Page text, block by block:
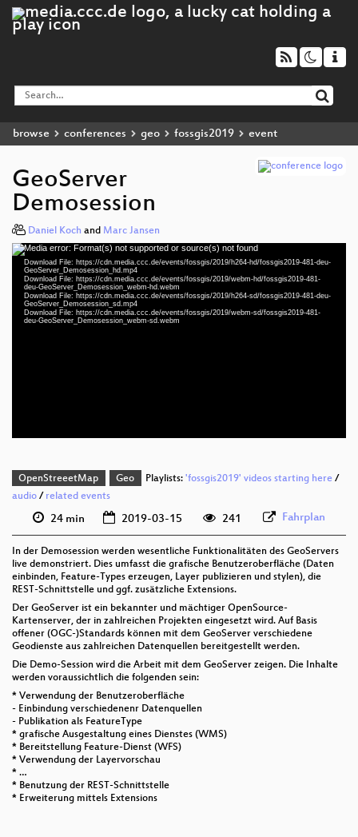
browse conferences geo fossgis2019 event
GeoServer
Demosession
Daniel Koch and Marc Jansen
Video
Player
Media error: Format(s) not supported or source(s) not found
Download File: https://cdn.media.ccc.de/events/fossgis/2019/h264-hd/fossgis2019-481-deu-
GeoServer_Demosession_hd.mp4
Download File: https://cdn.media.ccc.de/events/fossgis/2019/webm-hd/fossgis2019-481-
deu-GeoServer_Demosession_webm-hd.webm
Download File: https://cdn.media.ccc.de/events/fossgis/2019/h264-sd/fossgis2019-481-deu-
GeoServer_Demosession_sd.mp4
Download File: https://cdn.media.ccc.de/events/fossgis/2019/webm-sd/fossgis2019-481-
deu-GeoServer_Demosession_webm-sd.webm
OpenStreeetMap Geo Playlists: 'fossgis2019' videos starting here/
audio / related events
24 min 2019-03-15 241 Fahrplan
In der Demosession werden wesentliche Funktionalitäten des GeoServers
live demonstriert. Dies umfasst die grafische Benutzeroberfläche (Daten
einbinden, Feature-Types erzeugen, Layer publizieren und stylen), die
REST-Schnittstelle und ggf. zusätzliche Extensions.
Der GeoServer ist ein bekannter und mächtiger OpenSource-
Kartenserver, der in zahlreichen Projekten eingesetzt wird. Auf Basis
offener (OGC-)Standards können mit dem GeoServer verschiedene
Geodienste aus zahlreichen Datenquellen bereitgestellt werden.
Die Demo-Session wird die Arbeit mit dem GeoServer zeigen. Die Inhalte
werden voraussichtlich die folgenden sein:
* Verwendung der Benutzeroberfläche
- Einbindung verschiedenenr Datenquellen
- Publikation als FeatureType
* grafische Ausgestaltung eines Dienstes (WMS)
* Bereitstellung Feature-Dienst (WFS)
* Verwendung der Layervorschau
* …
* Benutzung der REST-Schnittstelle
* Erweiterung mittels Extensions